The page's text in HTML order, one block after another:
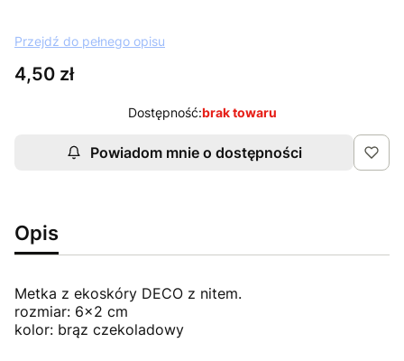
Przejdź do pełnego opisu
Cena
4,50 zł
Dostępność:brak towaru
Powiadom mnie o dostępności
Opis
Metka z ekoskóry DECO z nitem.
rozmiar: 6x2 cm
kolor: brąz czekoladowy